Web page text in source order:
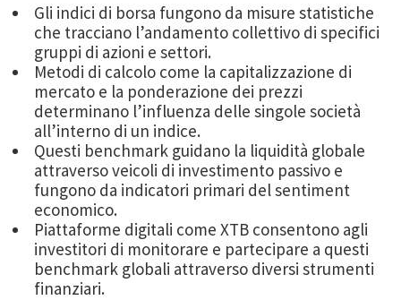
Gli indici di borsa fungono da misure statistiche
che tracciano l’andamento collettivo di specifici
gruppi di azioni e settori.
Metodi di calcolo come la capitalizzazione di
mercato e la ponderazione dei prezzi
determinano l’influenza delle singole società
all’interno di un indice.
Questi benchmark guidano la liquidità globale
attraverso veicoli di investimento passivo e
fungono da indicatori primari del sentiment
economico.
Piattaforme digitali come XTB consentono agli
investitori di monitorare e partecipare a questi
benchmark globali attraverso diversi strumenti
finanziari.